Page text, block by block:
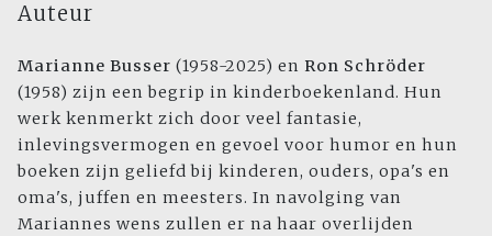
Auteur
Marianne Busser (1958-2025) en Ron Schröder
(1958) zijn een begrip in kinderboekenland. Hun
werk kenmerkt zich door veel fantasie,
inlevingsvermogen en gevoel voor humor en hun
boeken zijn geliefd bij kinderen, ouders, opa's en
oma's, juffen en meesters. In navolging van
Mariannes wens zullen er na haar overlijden